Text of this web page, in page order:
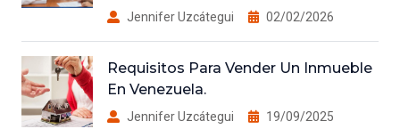
Jennifer Uzcátegui 02/02/2026
Requisitos Para Vender Un Inmueble
En Venezuela.
Jennifer Uzcátegui 19/09/2025